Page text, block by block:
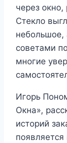
через
Стекло
небольшое,
советами
многие
Игорь
Окна»,
историй